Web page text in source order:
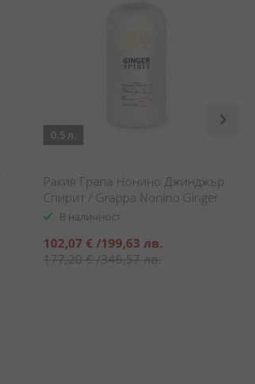
0.5 л.
Ракия Грапа Нонино Джинджър
Спирит / Grappa Nonino Ginger
SpiritВ наличност
Специална
цена
102,07 € /199,63 лв.
177,20 €/346,57 лв.